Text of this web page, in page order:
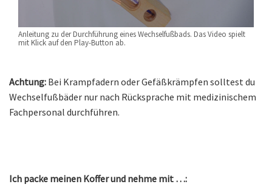
Anleitung zu der Durchführung eines Wechselfußbads. Das Video spielt
mit Klick auf den Play-Button ab.
Achtung: Bei Krampfadern oder Gefäßkrämpfen solltest du
Wechselfußbäder nur nach Rücksprache mit medizinischem
Fachpersonal durchführen.
Ich packe meinen Koffer und nehme mit …: